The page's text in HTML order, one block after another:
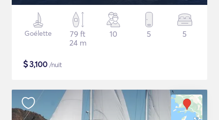
Goélette
79 ft
24 m
10 5 5
$3,100 /nuit